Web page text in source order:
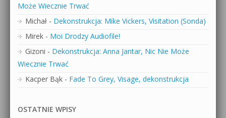
Może Wiecznie Trwać
Michał - Dekonstrukcja: Mike Vickers, Visitation (Sonda)
Mirek - Moi Drodzy Audiofile!
Gizoni - Dekonstrukcja: Anna Jantar, Nic Nie Może
Wiecznie Trwać
Kacper Bąk - Fade To Grey, Visage, dekonstrukcja
OSTATNIE WPISY